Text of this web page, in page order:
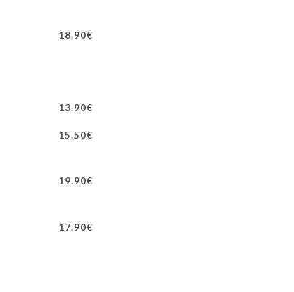
18.90€
13.90€
15.50€
19.90€
17.90€